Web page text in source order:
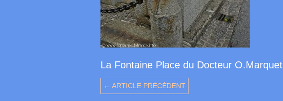
La Fontaine Place du Docteur O.Marquet
← ARTICLE PRÉCÉDENT